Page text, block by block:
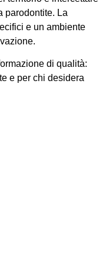
parodontite. La
e un ambiente
di qualità:
e per chi desidera